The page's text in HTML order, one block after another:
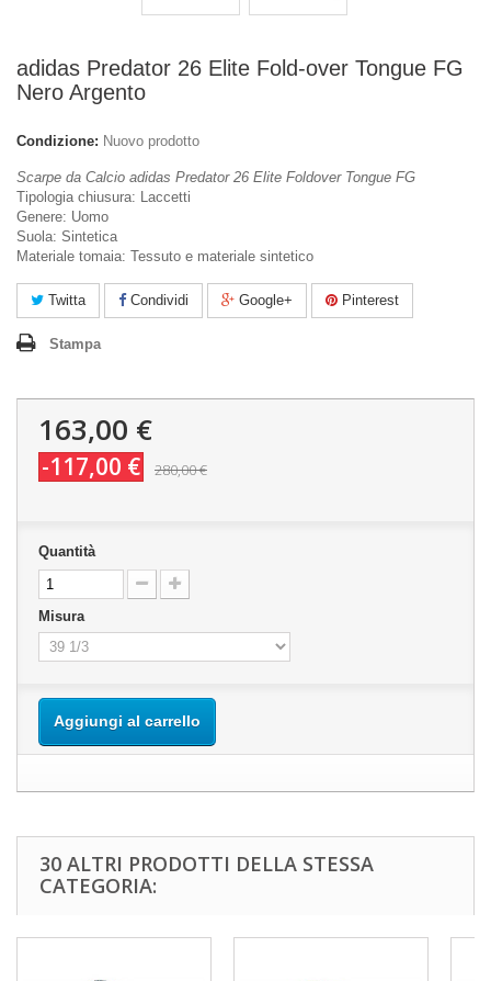
adidas Predator 26 Elite Fold-over Tongue FG
Nero Argento
Condizione: Nuovo prodotto
Scarpe da Calcio adidas Predator 26 Elite Foldover Tongue FG
Tipologia chiusura: Laccetti
Genere: Uomo
Suola: Sintetica
Materiale tomaia: Tessuto e materiale sintetico
Twitta Condividi Google+ Pinterest
Stampa
163,00 €
-117,00 € 280,00 €
Quantità
Misura
Aggiungi al carrello
30 ALTRI PRODOTTI DELLA STESSA
CATEGORIA: